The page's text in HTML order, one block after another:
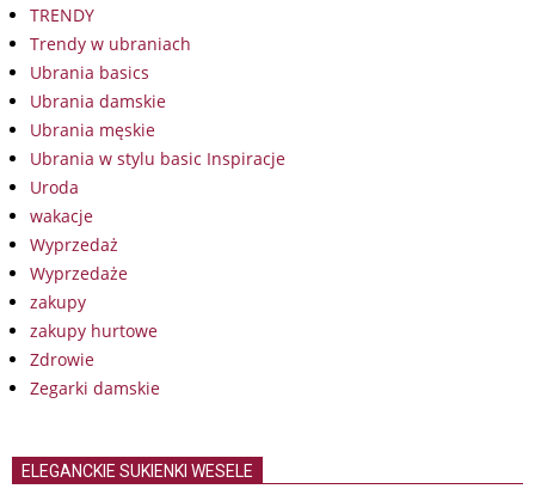
TRENDY
Trendy w ubraniach
Ubrania basics
Ubrania damskie
Ubrania męskie
Ubrania w stylu basic Inspiracje
Uroda
wakacje
Wyprzedaż
Wyprzedaże
zakupy
zakupy hurtowe
Zdrowie
Zegarki damskie
ELEGANCKIE SUKIENKI WESELE